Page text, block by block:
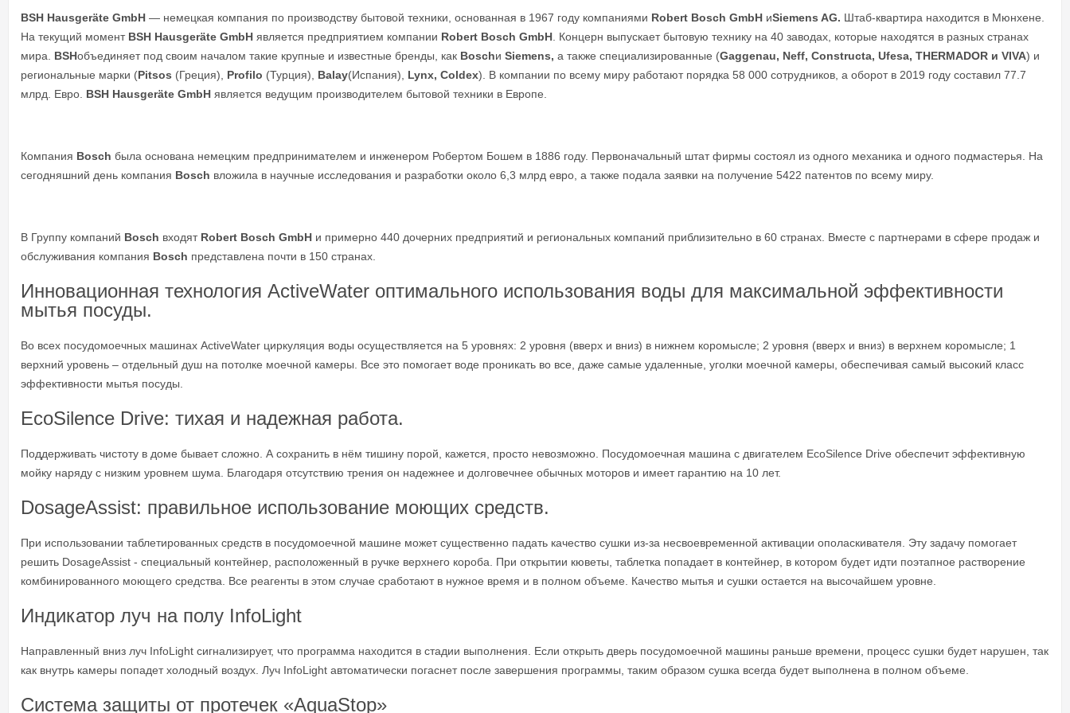
BSH Hausgeräte GmbH — немецкая компания по производству бытовой техники, основанная в 1967 году компаниями Robert Bosch GmbH иSiemens AG. Штаб-квартира находится в Мюнхене.
На текущий момент BSH Hausgeräte GmbH является предприятием компании Robert Bosch GmbH . Концерн выпускает бытовую технику на 40 заводах, которые находятся в разных странах
мира. BSHобъединяет под своим началом такие крупные и известные бренды, как Boschи Siemens, а также специализированные (Gaggenau, Neff, Constructa, Ufesa, THERMADOR и VIVA) и
региональные марки (Pitsos (Греция), Profilo (Турция), Balay(Испания), Lynx, Coldex). В компании по всему миру работают порядка 58 000 сотрудников, а оборот в 2019 году составил 77.7
млрд. Евро. BSH Hausgeräte GmbH является ведущим производителем бытовой техники в Европе.
Компания Bosch была основана немецким предпринимателем и инженером Робертом Бошем в 1886 году. Первоначальный штат фирмы состоял из одного механика и одного подмастерья. На
сегодняшний день компания Bosch вложила в научные исследования и разработки около 6,3 млрд евро, а также подала заявки на получение 5422 патентов по всему миру.
В Группу компаний Bosch входят Robert Bosch GmbH и примерно 440 дочерних предприятий и региональных компаний приблизительно в 60 странах. Вместе с партнерами в сфере продаж и
обслуживания компания Bosch представлена почти в 150 странах.
Инновационная технология ActiveWater оптимального использования воды для максимальной эффективности
мытья посуды.
Во всех посудомоечных машинах ActiveWater циркуляция воды осуществляется на 5 уровнях: 2 уровня (вверх и вниз) в нижнем коромысле; 2 уровня (вверх и вниз) в верхнем коромысле; 1
верхний уровень – отдельный душ на потолке моечной камеры. Все это помогает воде проникать во все, даже самые удаленные, уголки моечной камеры, обеспечивая самый высокий класс
эффективности мытья посуды.
EcoSilence Drive: тихая и надежная работа.
Поддерживать чистоту в доме бывает сложно. А сохранить в нём тишину порой, кажется, просто невозможно. Посудомоечная машина с двигателем EcoSilence Drive обеспечит эффективную
мойку наряду с низким уровнем шума. Благодаря отсутствию трения он надежнее и долговечнее обычных моторов и имеет гарантию на 10 лет.
DosageAssist: правильное использование моющих средств.
При использовании таблетированных средств в посудомоечной машине может существенно падать качество сушки из-за несвоевременной активации ополаскивателя. Эту задачу помогает
решить DosageAssist - специальный контейнер, расположенный в ручке верхнего короба. При открытии кюветы, таблетка попадает в контейнер, в котором будет идти поэтапное растворение
комбинированного моющего средства. Все реагенты в этом случае сработают в нужное время и в полном объеме. Качество мытья и сушки остается на высочайшем уровне.
Индикатор луч на полу InfoLight
Направленный вниз луч InfoLight сигнализирует, что программа находится в стадии выполнения. Если открыть дверь посудомоечной машины раньше времени, процесс сушки будет нарушен, так
как внутрь камеры попадет холодный воздух. Луч InfoLight автоматически погаснет после завершения программы, таким образом сушка всегда будет выполнена в полном объеме.
Система защиты от протечек «AquaStop»